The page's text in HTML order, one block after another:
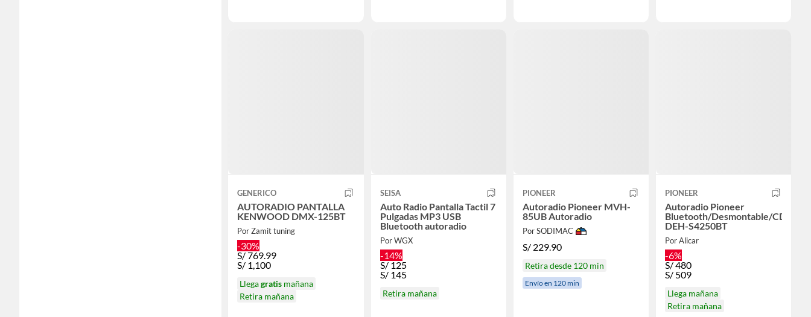
GENERICO
AUTORADIO PANTALLA
KENWOOD DMX-125BT
Por Zamit tuning
-30%
S/769.99
S/ 1,100
Llegagratis mañana
Retira mañana
SEISA
Auto Radio Pantalla Tactil 7
Pulgadas MP3 USB
Bluetooth autoradio
Por WGX
-14%
S/ 125
S/ 145
Retira mañana
PIONEER
Autoradio Pioneer MVH-
85UB Autoradio
Por SODIMAC
S/ 229.90
Retira desde 120 min
Envío en 120 min
PIONEER
Autoradio Pioneer
Bluetooth/Desmontable/CD
DEH-S4250BT
Por Alicar
-6%
S/480
S/ 509
Llega mañana
Retira mañana